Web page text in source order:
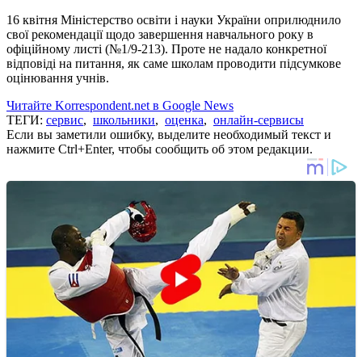
16 квітня Міністерство освіти і науки України оприлюднило
свої рекомендації щодо завершення навчального року в
офіційному листі (№1/9-213). Проте не надало конкретної
відповіді на питання, як саме школам проводити підсумкове
оцінювання учнів.
Читайте Korrespondent.net в Google News
ТЕГИ: сервис, школьники, оценка, онлайн-сервисы
Если вы заметили ошибку, выделите необходимый текст и
нажмите Ctrl+Enter, чтобы сообщить об этом редакции.